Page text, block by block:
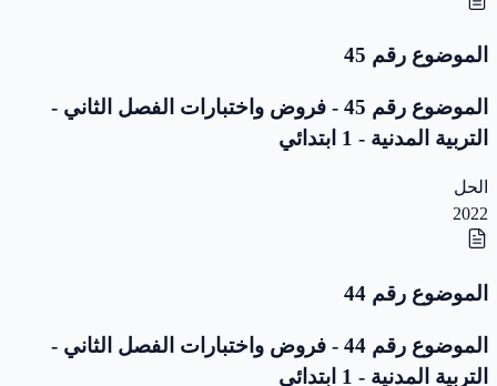
الموضوع رقم 45
الموضوع رقم 45 - فروض واختبارات الفصل الثاني -
التربية المدنية - 1 ابتدائي
الحل
2022
الموضوع رقم 44
الموضوع رقم 44 - فروض واختبارات الفصل الثاني -
التربية المدنية - 1 ابتدائي